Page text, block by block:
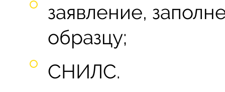
заявление,
образцу;
СНИЛС.